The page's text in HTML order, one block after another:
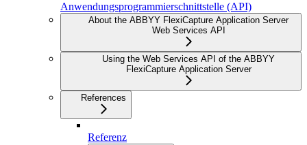
Anwendungsprogrammierschnittstelle (API)
About the ABBYY FlexiCapture Application Server
Web Services API
Using the Web Services API of the ABBYY
FlexiCapture Application Server
References
Referenz